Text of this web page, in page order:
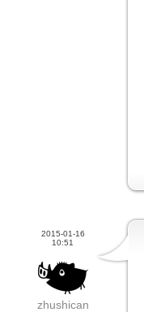
2015-01-16
10:51
zhushican